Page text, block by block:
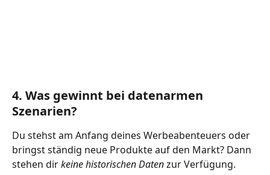
4. Was gewinnt bei datenarmen
Szenarien?
Du stehst am Anfang deines Werbeabenteuers oder
bringst ständig neue Produkte auf den Markt? Dann
stehen dir keine historischen Daten zur Verfügung.